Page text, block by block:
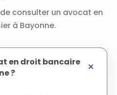
consulter un avocat en
à Bayonne.
en droit bancaire
?